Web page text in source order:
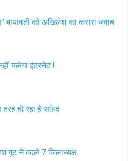
मायावती को अखिलेश का करारा जवाब
चलेगा इंटरनेट !
हो रहा है सफ़ेद
गुट ने बदले 7 जिलाध्यक्ष